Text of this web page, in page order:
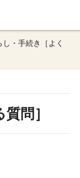
し・手続き［よく
問］